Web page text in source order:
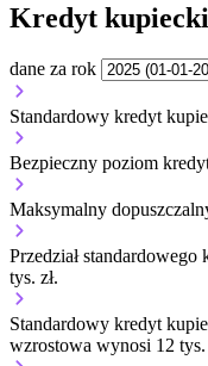
Kredyt kupiecki
dane za rok
Standardowy kredyt
Bezpieczny poziom
Maksymalny
Przedział standardowego
tys. zł.
Standardowy kredyt
wzrostowa wynosi 12 tys.